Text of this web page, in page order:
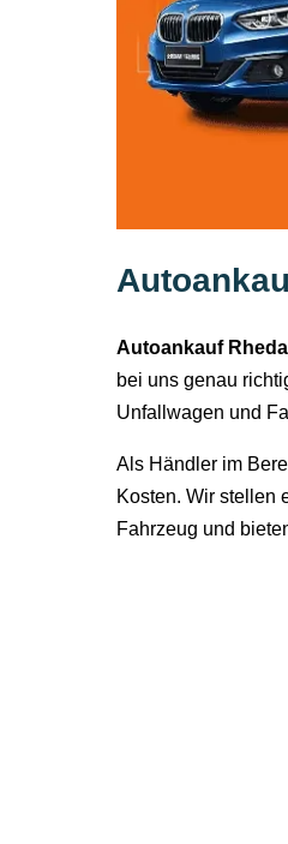
Autoankauf
bei uns genau
Unfallwagen und
Als Händler im
Kosten. Wir stellen
Fahrzeug und